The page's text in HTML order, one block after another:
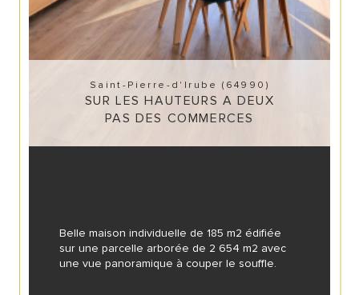
Saint-Pierre-d'Irube (64990)
SUR LES HAUTEURS A DEUX
PAS DES COMMERCES
Belle maison individuelle de 185 m2 édifiée
sur une parcelle arborée de 2 654 m2 avec
une vue panoramique à couper le souffle.